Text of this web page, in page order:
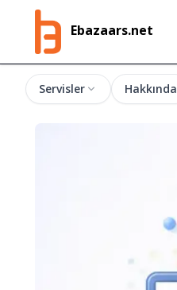
Ebazaars.net
Servisler Hakkında